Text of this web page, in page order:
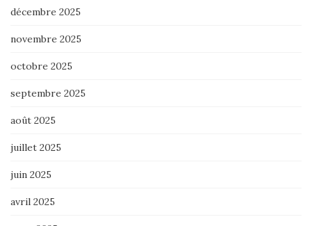
décembre 2025
novembre 2025
octobre 2025
septembre 2025
août 2025
juillet 2025
juin 2025
avril 2025